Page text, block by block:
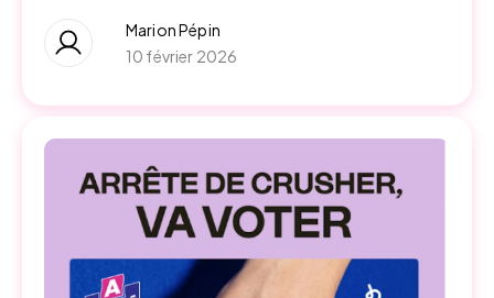
Marion Pépin
10 février 2026